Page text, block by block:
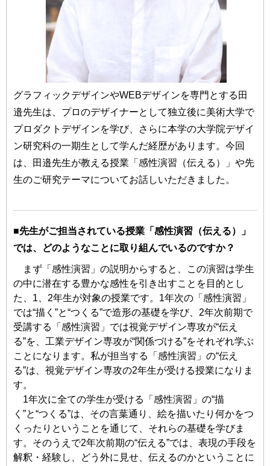
グラフィックデザインやWEBデザインを専門とする田
邉先生は、プロのデザイナーとして独立後に美術大学で
プロダクトデザインを学び、さらに本学の大学院デザイ
ン研究科の一期生として学んだ経歴があります。今回
は、田邉先生が教える授業「感性演習（伝える）」や先
生のご研究テーマについてお話しいただきました。
■先生がご担当されている授業「感性演習（伝える）」
では、どのようなことに取り組んでいるのですか？
まず「感性演習」の説明からすると、この演習は学生
の中に潜在する豊かな感性を引き出すことを目的とし
た、1、2年生が対象の授業です。1年次の「感性演習」
では“描く”と“つくる”で造形の基礎を学び、2年次前期で
受講する「感性演習」では視覚デザイン専攻が“伝え
る”を、工業デザイン専攻が“関係づける”をそれぞれ学ぶ
ことになります。私が担当する「感性演習」の“伝え
る”は、視覚デザイン専攻の2年生が受ける授業になりま
す。
1年次に全ての学生が受ける「感性演習」の“描
く”と“つくる”は、その言葉通り、絵を描いたり何かをつ
くったりということを通じて、それらの基礎を学びま
す。そのうえで2年次前期の“伝える”では、表現の手段を
解釈・経験し、どう外に見せ、伝えるのかということに